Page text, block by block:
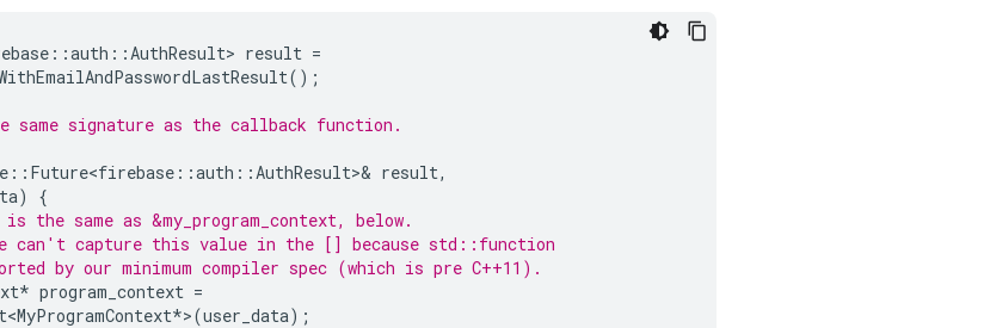
::auth ::AuthResult> result =
();
same signature as the callback function.
:: Future<firebase ::auth ::AuthResult>& result,
)
{
the same as &my_program_context, below.
can't capture this value in the [] because std::function
by our minimum compiler spec (which is pre C++11).
* program_context =
*>(user_data);